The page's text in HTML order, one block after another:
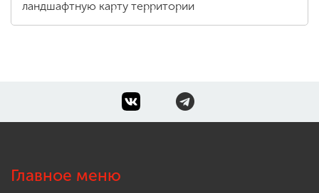
ландшафтную карту территории
Главное меню